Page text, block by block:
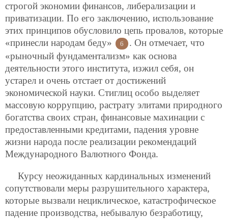
строгой экономии финансов, либерализации и
приватизации. По его заключению, использование
этих принципов обусловило цепь провалов, которые
«принесли народам беду»
6
. Он отмечает, что
«рыночный фундаментализм» как основа
деятельности этого института, изжил себя, он
устарел и очень отстает от достижений
экономической науки. Стиглиц особо выделяет
массовую коррупцию, растрату элитами природного
богатства своих стран, финансовые махинации с
предоставленными кредитами, падения уровне
жизни народа после реализации рекомендаций
Международного Валютного Фонда.
Курсу неожиданных кардинальных изменений
сопутствовали меры разрушительного характера,
которые вызвали нециклическое, катастрофическое
падение производства, небывалую безработицу,